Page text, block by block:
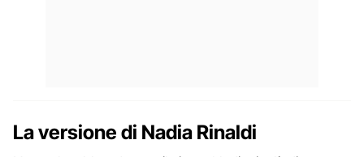
La versione di Nadia Rinaldi